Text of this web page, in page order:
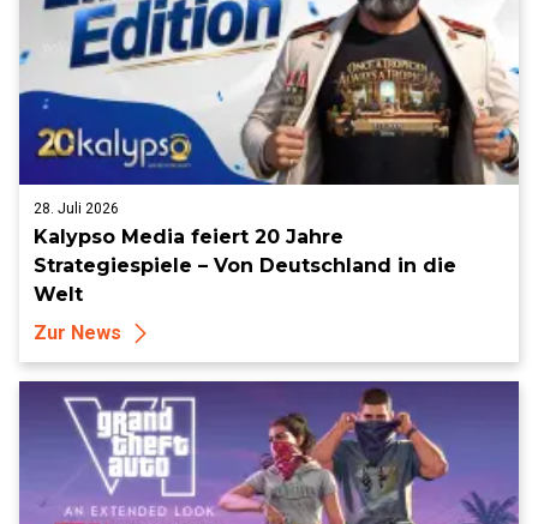
28. Juli 2026
Kalypso Media feiert 20 Jahre
Strategiespiele – Von Deutschland in die
Welt
Zur News